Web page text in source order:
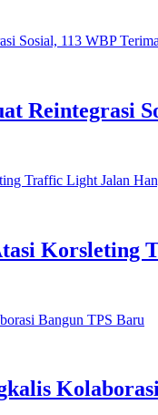
Reintegrasi
Korsleting